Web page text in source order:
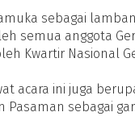
sebagai
semua anggota
Kwartir Nasional
acara ini juga
Pasaman sebagai